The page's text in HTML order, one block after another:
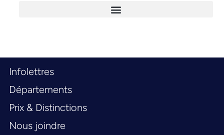
Infolettres
Départements
Prix & Distinctions
Nous joindre